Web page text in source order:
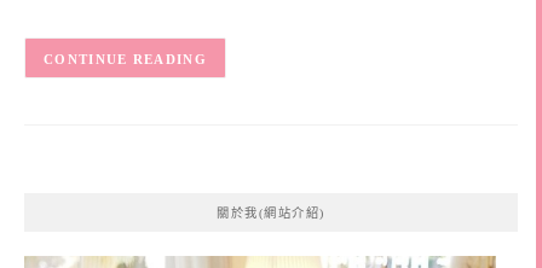
CONTINUE READING
關於我(網站介紹)